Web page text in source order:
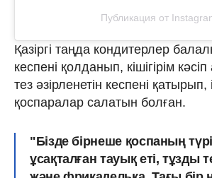
Публикация от
Қазіргі таңда кондитерлер
кеспені қолданып, кішігірім
тез әзірленетін кеспені қатырып,
қоспаралар салатын болған.
"Бізде бірнеше қоспаның
ұсақталған тауық еті, тұзды